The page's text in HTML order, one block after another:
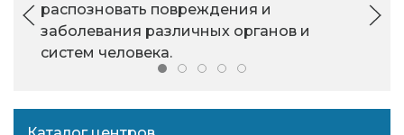
распозновать повреждения и
заболевания различных органов и
систем человека.